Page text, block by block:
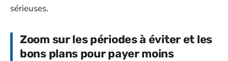
sérieuses.
Zoom sur les périodes à éviter et les
bons plans pour payer moins